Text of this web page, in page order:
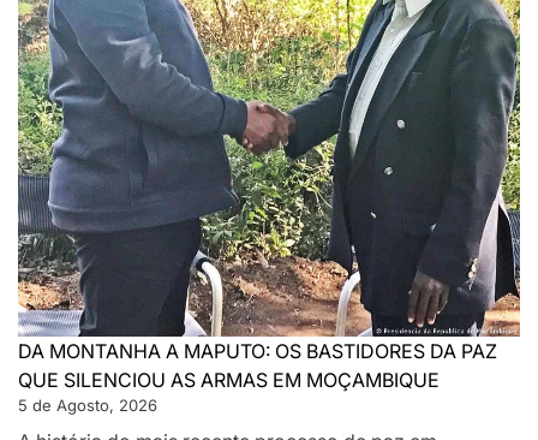
DA MONTANHA A MAPUTO: OS BASTIDORES DA PAZ
QUE SILENCIOU AS ARMAS EM MOÇAMBIQUE
5 de Agosto, 2026